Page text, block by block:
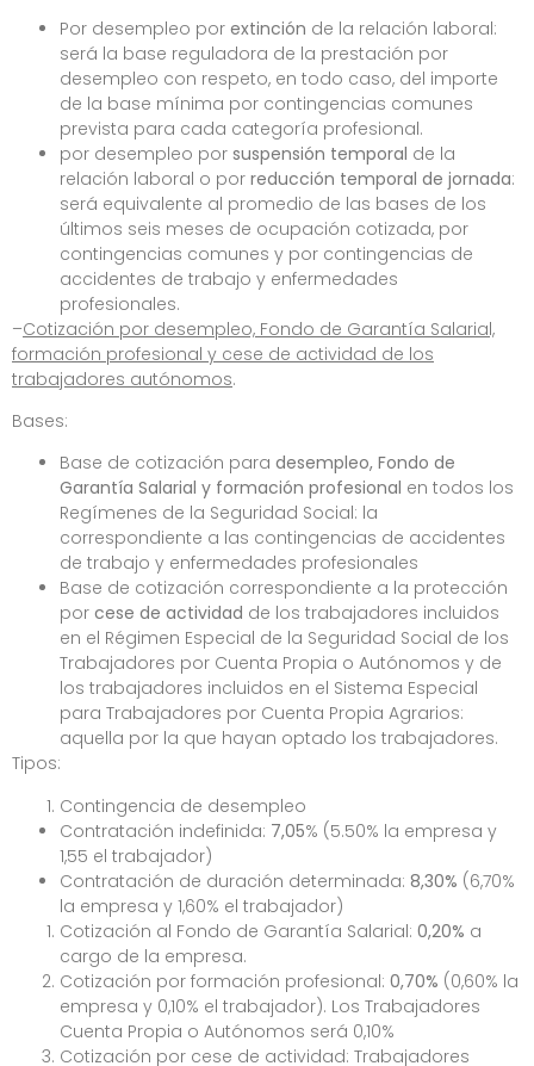
Por desempleo por extinción de la relación laboral:
será la base reguladora de la prestación por
desempleo con respeto, en todo caso, del importe
de la base mínima por contingencias comunes
prevista para cada categoría profesional.
por desempleo por suspensión temporal de la
relación laboral o por reducción temporal de jornada:
será equivalente al promedio de las bases de los
últimos seis meses de ocupación cotizada, por
contingencias comunes y por contingencias de
accidentes de trabajo y enfermedades
profesionales.
–Cotización por desempleo, Fondo de Garantía Salarial,
formación profesional y cese de actividad de los
trabajadores autónomos.
Bases:
Base de cotización para desempleo, Fondo de
Garantía Salarial y formación profesional en todos los
Regímenes de la Seguridad Social: la
correspondiente a las contingencias de accidentes
de trabajo y enfermedades profesionales
Base de cotización correspondiente a la protección
por cese de actividad de los trabajadores incluidos
en el Régimen Especial de la Seguridad Social de los
Trabajadores por Cuenta Propia o Autónomos y de
los trabajadores incluidos en el Sistema Especial
para Trabajadores por Cuenta Propia Agrarios:
aquella por la que hayan optado los trabajadores.
Tipos:
Contingencia de desempleo
Contratación indefinida: 7,05% (5.50% la empresa y
1,55 el trabajador)
Contratación de duración determinada: 8,30% (6,70%
la empresa y 1,60% el trabajador)
Cotización al Fondo de Garantía Salarial: 0,20% a
cargo de la empresa.
Cotización por formación profesional: 0,70% (0,60% la
empresa y 0,10% el trabajador). Los Trabajadores
Cuenta Propia o Autónomos será 0,10%
Cotización por cese de actividad: Trabajadores